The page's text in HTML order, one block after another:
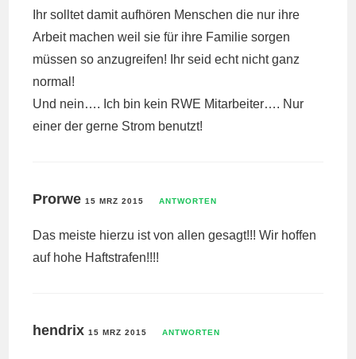
Ihr solltet damit aufhören Menschen die nur ihre
Arbeit machen weil sie für ihre Familie sorgen
müssen so anzugreifen! Ihr seid echt nicht ganz
normal!
Und nein…. Ich bin kein RWE Mitarbeiter…. Nur
einer der gerne Strom benutzt!
Prorwe15 MRZ 2015 ANTWORTEN
Das meiste hierzu ist von allen gesagt!!! Wir hoffen
auf hohe Haftstrafen!!!!
hendrix15 MRZ 2015 ANTWORTEN